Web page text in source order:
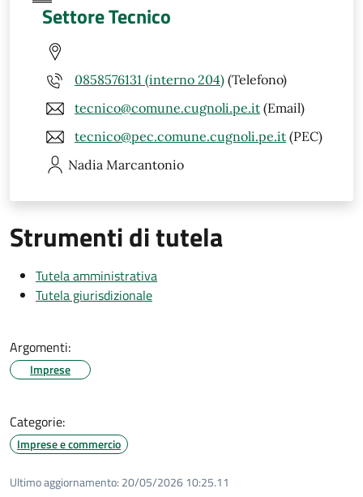
Settore Tecnico
0858576131 (interno 204) (Telefono)
tecnico@comune.cugnoli.pe.it (Email)
tecnico@pec.comune.cugnoli.pe.it (PEC)
Nadia Marcantonio
Strumenti di tutela
Tutela amministrativa
Tutela giurisdizionale
Argomenti:
Imprese
Categorie:
Imprese e commercio
Ultimo aggiornamento: 20/05/2026 10:25.11